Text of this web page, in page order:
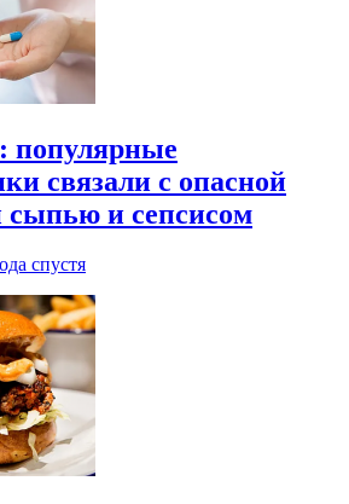
популярные
связали с опасной
сыпью и сепсисом
спустя